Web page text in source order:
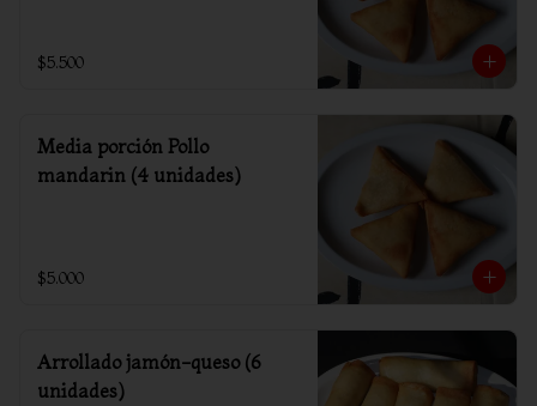
$5.500
Media porción Pollo
mandarin (4 unidades)
$5.000
Arrollado jamón-queso (6
unidades)